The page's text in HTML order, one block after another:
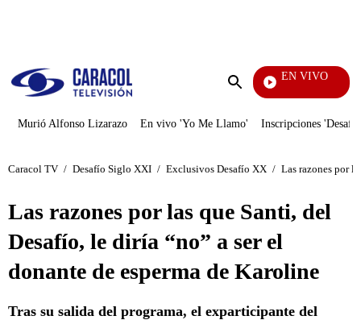
Enviar
EN VIVO
Noticias Caracol
Murió Alfonso Lizarazo En vivo 'Yo Me Llamo' Inscripciones
Caracol TV / Desafío Siglo XXI / Exclusivos Desafío XX / Las razones por
Las razones por las que Santi, del
Desafío, le diría “no” a ser el
donante de esperma de Karoline
Tras su salida del programa, el exparticipante del